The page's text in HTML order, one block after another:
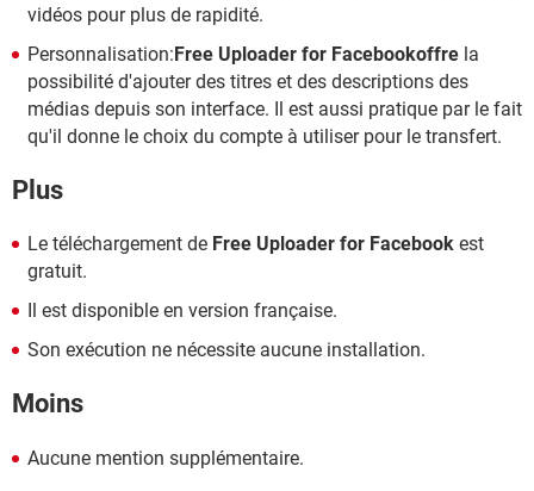
vidéos pour plus de rapidité.
Personnalisation:Free Uploader for Facebookoffre la
possibilité d'ajouter des titres et des descriptions des
médias depuis son interface. Il est aussi pratique par le fait
qu'il donne le choix du compte à utiliser pour le transfert.
Plus
Le téléchargement de Free Uploader for Facebook est
gratuit.
Il est disponible en version française.
Son exécution ne nécessite aucune installation.
Moins
Aucune mention supplémentaire.